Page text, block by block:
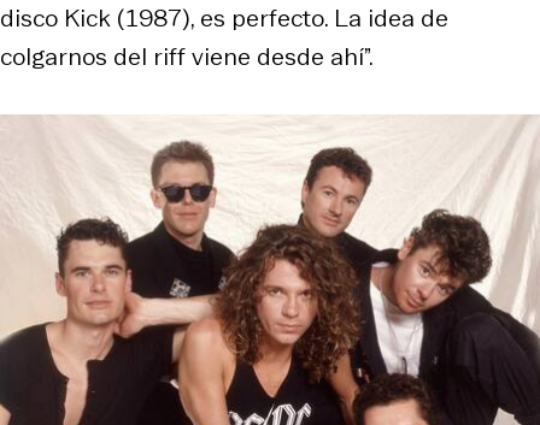
disco Kick (1987), es perfecto. La idea de
colgarnos del riff viene desde ahí”.